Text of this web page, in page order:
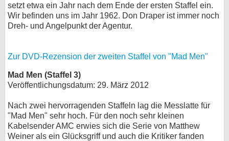
setzt etwa ein Jahr nach dem Ende der ersten Staffel ein.
Wir befinden uns im Jahr 1962. Don Draper ist immer noch
Dreh- und Angelpunkt der Agentur.
Zur DVD-Rezension der zweiten Staffel von "Mad Men"
Mad Men (Staffel 3)
Veröffentlichungsdatum: 29. März 2012
Nach zwei hervorragenden Staffeln lag die Messlatte für
"Mad Men" sehr hoch. Für den noch sehr kleinen
Kabelsender AMC erwies sich die Serie von Matthew
Weiner als ein Glücksgriff und auch die Kritiker fanden
Desktop-Ansicht
myFanbase